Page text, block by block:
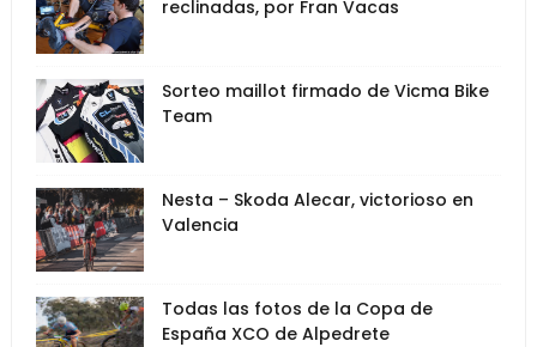
reclinadas, por Fran Vacas
Sorteo maillot firmado de Vicma Bike
Team
Nesta – Skoda Alecar, victorioso en
Valencia
Todas las fotos de la Copa de
España XCO de Alpedrete